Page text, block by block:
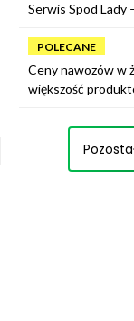
Serwis Spod Lady
POLECANE
Ceny nawozów w
większość